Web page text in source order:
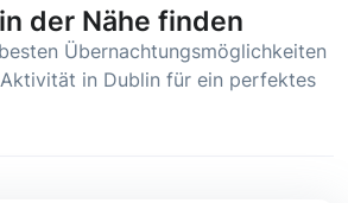
in der Nähe finden
Übernachtungsmöglichkeiten
in Dublin für ein perfektes